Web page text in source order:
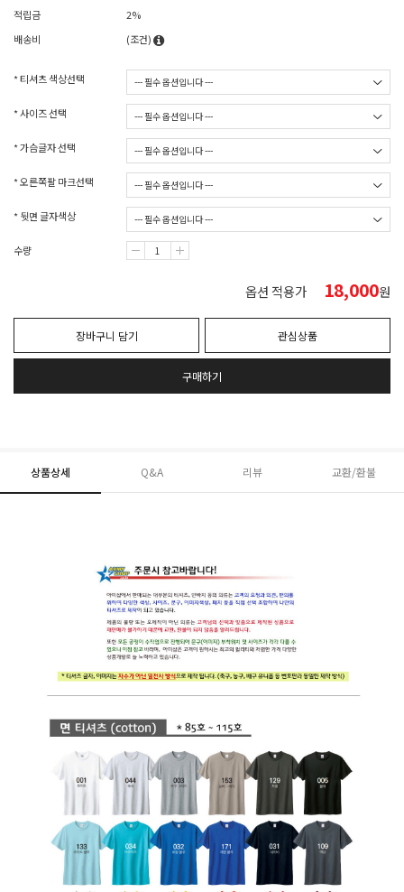
적립금
2%
배송비
(조건)
* 티셔츠 색상선택
* 사이즈 선택
* 가슴글자 선택
* 오른쪽팔 마크선택
* 뒷면 글자색상
수량
옵션 적용가 18,000원
장바구니 담기 관심상품
구매하기
상품상세 Q&A 리뷰 교환/환불